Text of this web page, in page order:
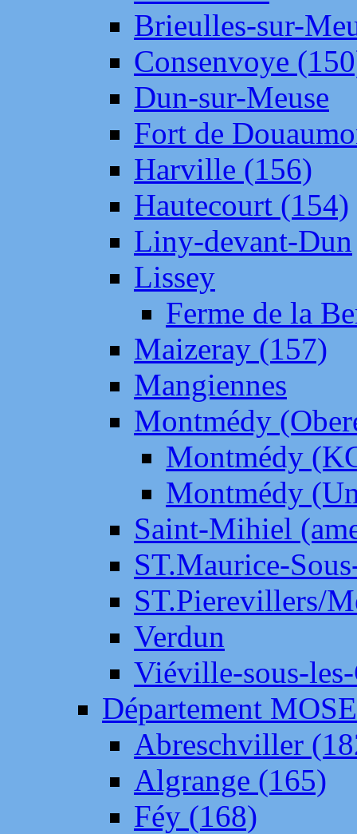
Brieulles-sur-
Consenvoye
Dun-sur-Meuse
Fort de
Harville (156)
Hautecourt (154)
Liny-devant-Dun
Lissey
Ferme de la
Maizeray (157)
Mangiennes
Montmédy
Montmédy
Montmédy
Saint-Mihiel
ST.Maurice-
ST.Pierevillers/
Verdun
Viéville-sous-
Département
Abreschviller
Algrange (165)
Féy (168)